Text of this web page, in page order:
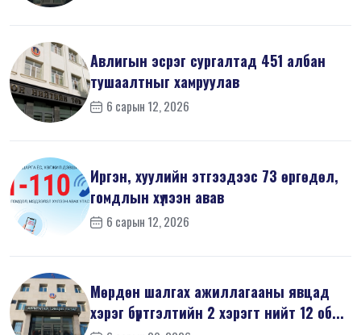
Авлигын эсрэг сургалтад 451 албан
тушаалтныг хамруулав
6 сарын 12, 2026
Иргэн, хуулийн этгээдээс 73 өргөдөл,
гомдлын хүлээн авав
6 сарын 12, 2026
Мөрдөн шалгах ажиллагааны явцад
хэрэг бүртгэлтийн 2 хэрэгт нийт 12 об...